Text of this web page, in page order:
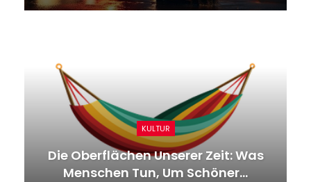
KULTUR
Die Oberflächen Unserer Zeit: Was
Menschen Tun, Um Schöner…